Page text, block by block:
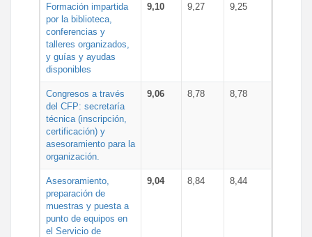
Formación impartida
por la biblioteca,
conferencias y
talleres organizados,
y guías y ayudas
disponibles
9,10 9,27 9,25
Congresos a través
del CFP: secretaría
técnica (inscripción,
certificación) y
asesoramiento para la
organización.
9,06 8,78 8,78
Asesoramiento,
preparación de
muestras y puesta a
punto de equipos en
el Servicio de
9,04 8,84 8,44